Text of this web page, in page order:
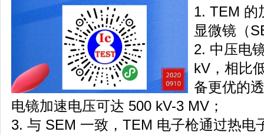
1. TEM 的
显微镜（
2. 中压电
kV，相比
备更优的
电镜加速电压可达 500 kV-3 MV；
3. 与 SEM 一致，TEM 电子枪通过热电